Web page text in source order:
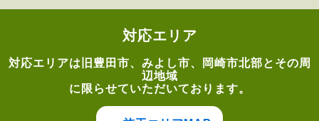
対応エリア
対応エリアは旧豊田市、みよし市、岡崎市北部とその周
辺地域
に限らせていただいております。